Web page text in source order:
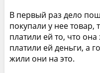
В первый раз дело
покупали у нее товар,
платили ей то, что
платили ей деньги, а
жили они на это.